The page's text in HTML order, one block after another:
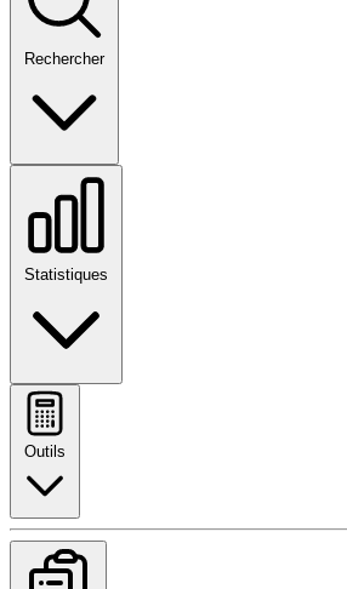
Rechercher
Statistiques
Outils